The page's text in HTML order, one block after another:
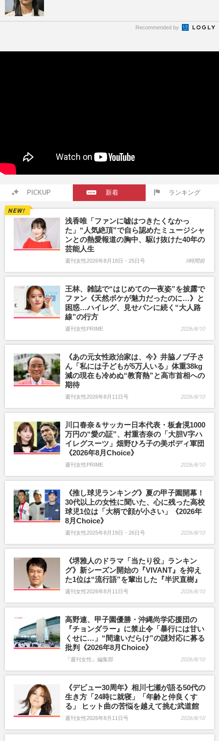
Recommended by
PICKUP 新着 ランキング
浅香唯「ファンに嘘はつきたくなかっ
た」“人気絶頂”で自ら認めたミュージシャ
ンとの熱愛報道の胸中、駆け抜けた40年の
芸能人生
週刊女性2026年8月18日・25日号 8時間前
王林、雑誌で“はじめての一夜姿”を披露で
ファン《天然ボケが魅力だったのに…》と
困惑…ハイレグ、見せパンに続く“大人路
線”の行方
週刊女性PRIME 2026/8/10
《あの元女性政治家は、今》井脇ノブ子さ
ん「私には子どもが5万人いる」体重38kg
減の現在も冷めぬ“教育熱”と高市首相への
期待
週刊女性2026年8月11日号 2026/8/10
川口春奈＆サッカー日本代表・板倉滉1000
万円の“愛の証”、村重杏奈の「大胆V字ハ
イレグスーツ」畑野ひろ子の美ボディ軍団
《2026年8月Choice》
週刊女性PRIME 2026/8/10
《推し球児ランキング》夏の甲子園開幕！
30代以上の女性に聞いた、心に残った高校
球児1位は「大柄で顔が小さい」《2026年
8月Choice》
週刊女性2025年8月19日・26日号 2026/8/10
《堺雅人のドラマ「当たり役」ランキン
グ》新シーズン開始の『VIVANT』を抑え
た1位は“流行語”を輩出した『半沢直樹』
週刊女性2026年8月11日号 2026/8/10
高野連、甲子園優勝・沖縄尚学応援団の
『チョンダラー』に禁止令「暴行には甘い
くせに…」“間違いだらけ”の謎対応に募る
批判《2026年8月Choice》
『週刊女性』編集部 2026/8/10
《デビュー30周年》相川七瀬が語る50代の
生き方「24時に就寝」「年齢と仲良くす
る」 ヒット曲の苦悩を越えて挑む武道館
週刊女性2026年8月11日号 2026/8/10